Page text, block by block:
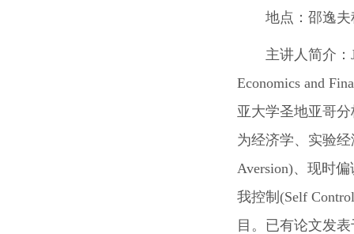
地点： 邵逸
主讲人简介：
Economics and
亚大学圣地亚哥
为经济学、实验
Aversion)、现时偏
我控制 (Self
目。已有论文发表